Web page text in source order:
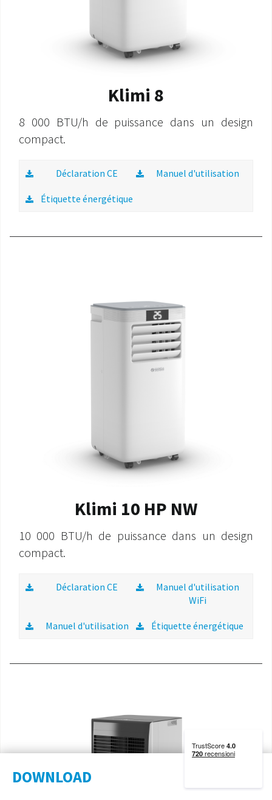
DOWNLOAD
Klimi 8
8 000 BTU/h de puissance dans un design
compact.
Déclaration CE Manuel d'utilisation
Étiquette énergétique
Klimi 10 HP NW
10 000 BTU/h de puissance dans un design
compact.
Déclaration CE
Manuel d'utilisation
WiFi
Manuel d'utilisation Étiquette énergétique